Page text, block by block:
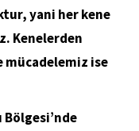
yani her kene
Kenelerden
mücadelemiz ise
Bölgesi’nde